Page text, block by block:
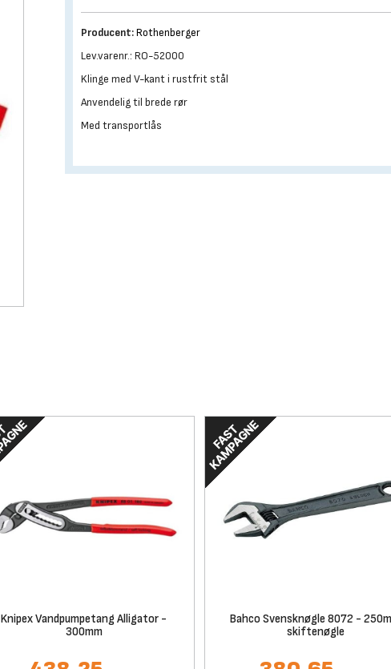
Producent:Rothenberger
Lev.varenr.: RO-52000
Klinge med V-kant i rustfrit stål
Anvendelig til brede rør
Med transportlås
Knipex Vandpumpetang Alligator -
300mm
Bahco Svensknøgle 8072 -
skiftenøgle